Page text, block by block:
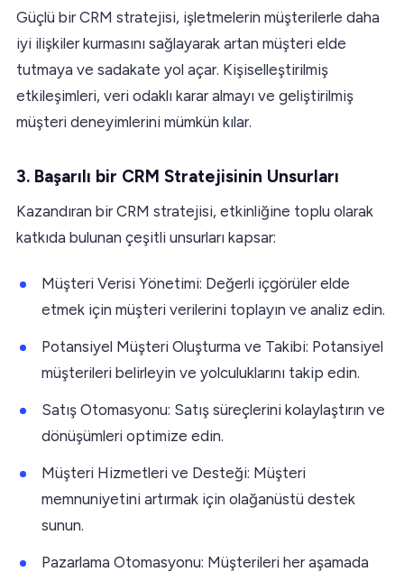
Güçlü bir CRM stratejisi, işletmelerin müşterilerle daha
iyi ilişkiler kurmasını sağlayarak artan müşteri elde
tutmaya ve sadakate yol açar. Kişiselleştirilmiş
etkileşimleri, veri odaklı karar almayı ve geliştirilmiş
müşteri deneyimlerini mümkün kılar.
3. Başarılı bir CRM Stratejisinin Unsurları
Kazandıran bir CRM stratejisi, etkinliğine toplu olarak
katkıda bulunan çeşitli unsurları kapsar:
Müşteri Verisi Yönetimi: Değerli içgörüler elde
etmek için müşteri verilerini toplayın ve analiz edin.
Potansiyel Müşteri Oluşturma ve Takibi: Potansiyel
müşterileri belirleyin ve yolculuklarını takip edin.
Satış Otomasyonu: Satış süreçlerini kolaylaştırın ve
dönüşümleri optimize edin.
Müşteri Hizmetleri ve Desteği: Müşteri
memnuniyetini artırmak için olağanüstü destek
sunun.
Pazarlama Otomasyonu: Müşterileri her aşamada